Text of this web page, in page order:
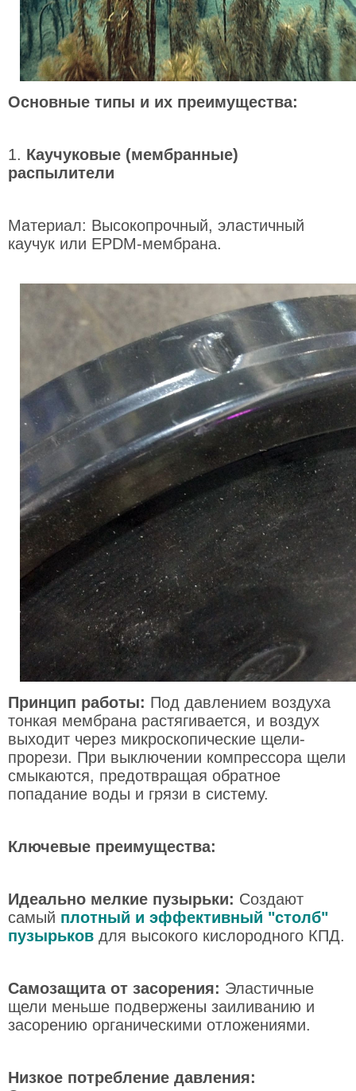
Основные типы и их преимущества:
1. Каучуковые (мембранные)
распылители
Материал: Высокопрочный, эластичный
каучук или EPDM-мембрана.
Принцип работы: Под давлением воздуха
тонкая мембрана растягивается, и воздух
выходит через микроскопические щели-
прорези. При выключении компрессора щели
смыкаются, предотвращая обратное
попадание воды и грязи в систему.
Ключевые преимущества:
Идеально мелкие пузырьки: Создают
самый плотный и эффективный "столб"
пузырьков для высокого кислородного КПД.
Самозащита от засорения: Эластичные
щели меньше подвержены заиливанию и
засорению органическими отложениями.
Низкое потребление давления: